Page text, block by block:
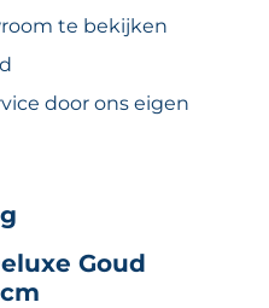
Goud
te bekijken
door ons eigen